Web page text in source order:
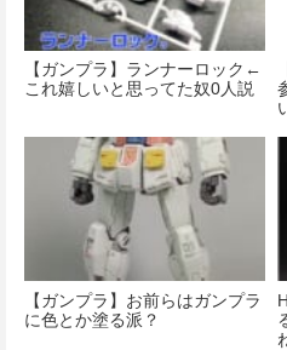
【ガンプラ】ランナーロック←
これ嬉しいと思ってた奴0人説
【ガンプラ】お前らはガンプラ
に色とか塗る派？